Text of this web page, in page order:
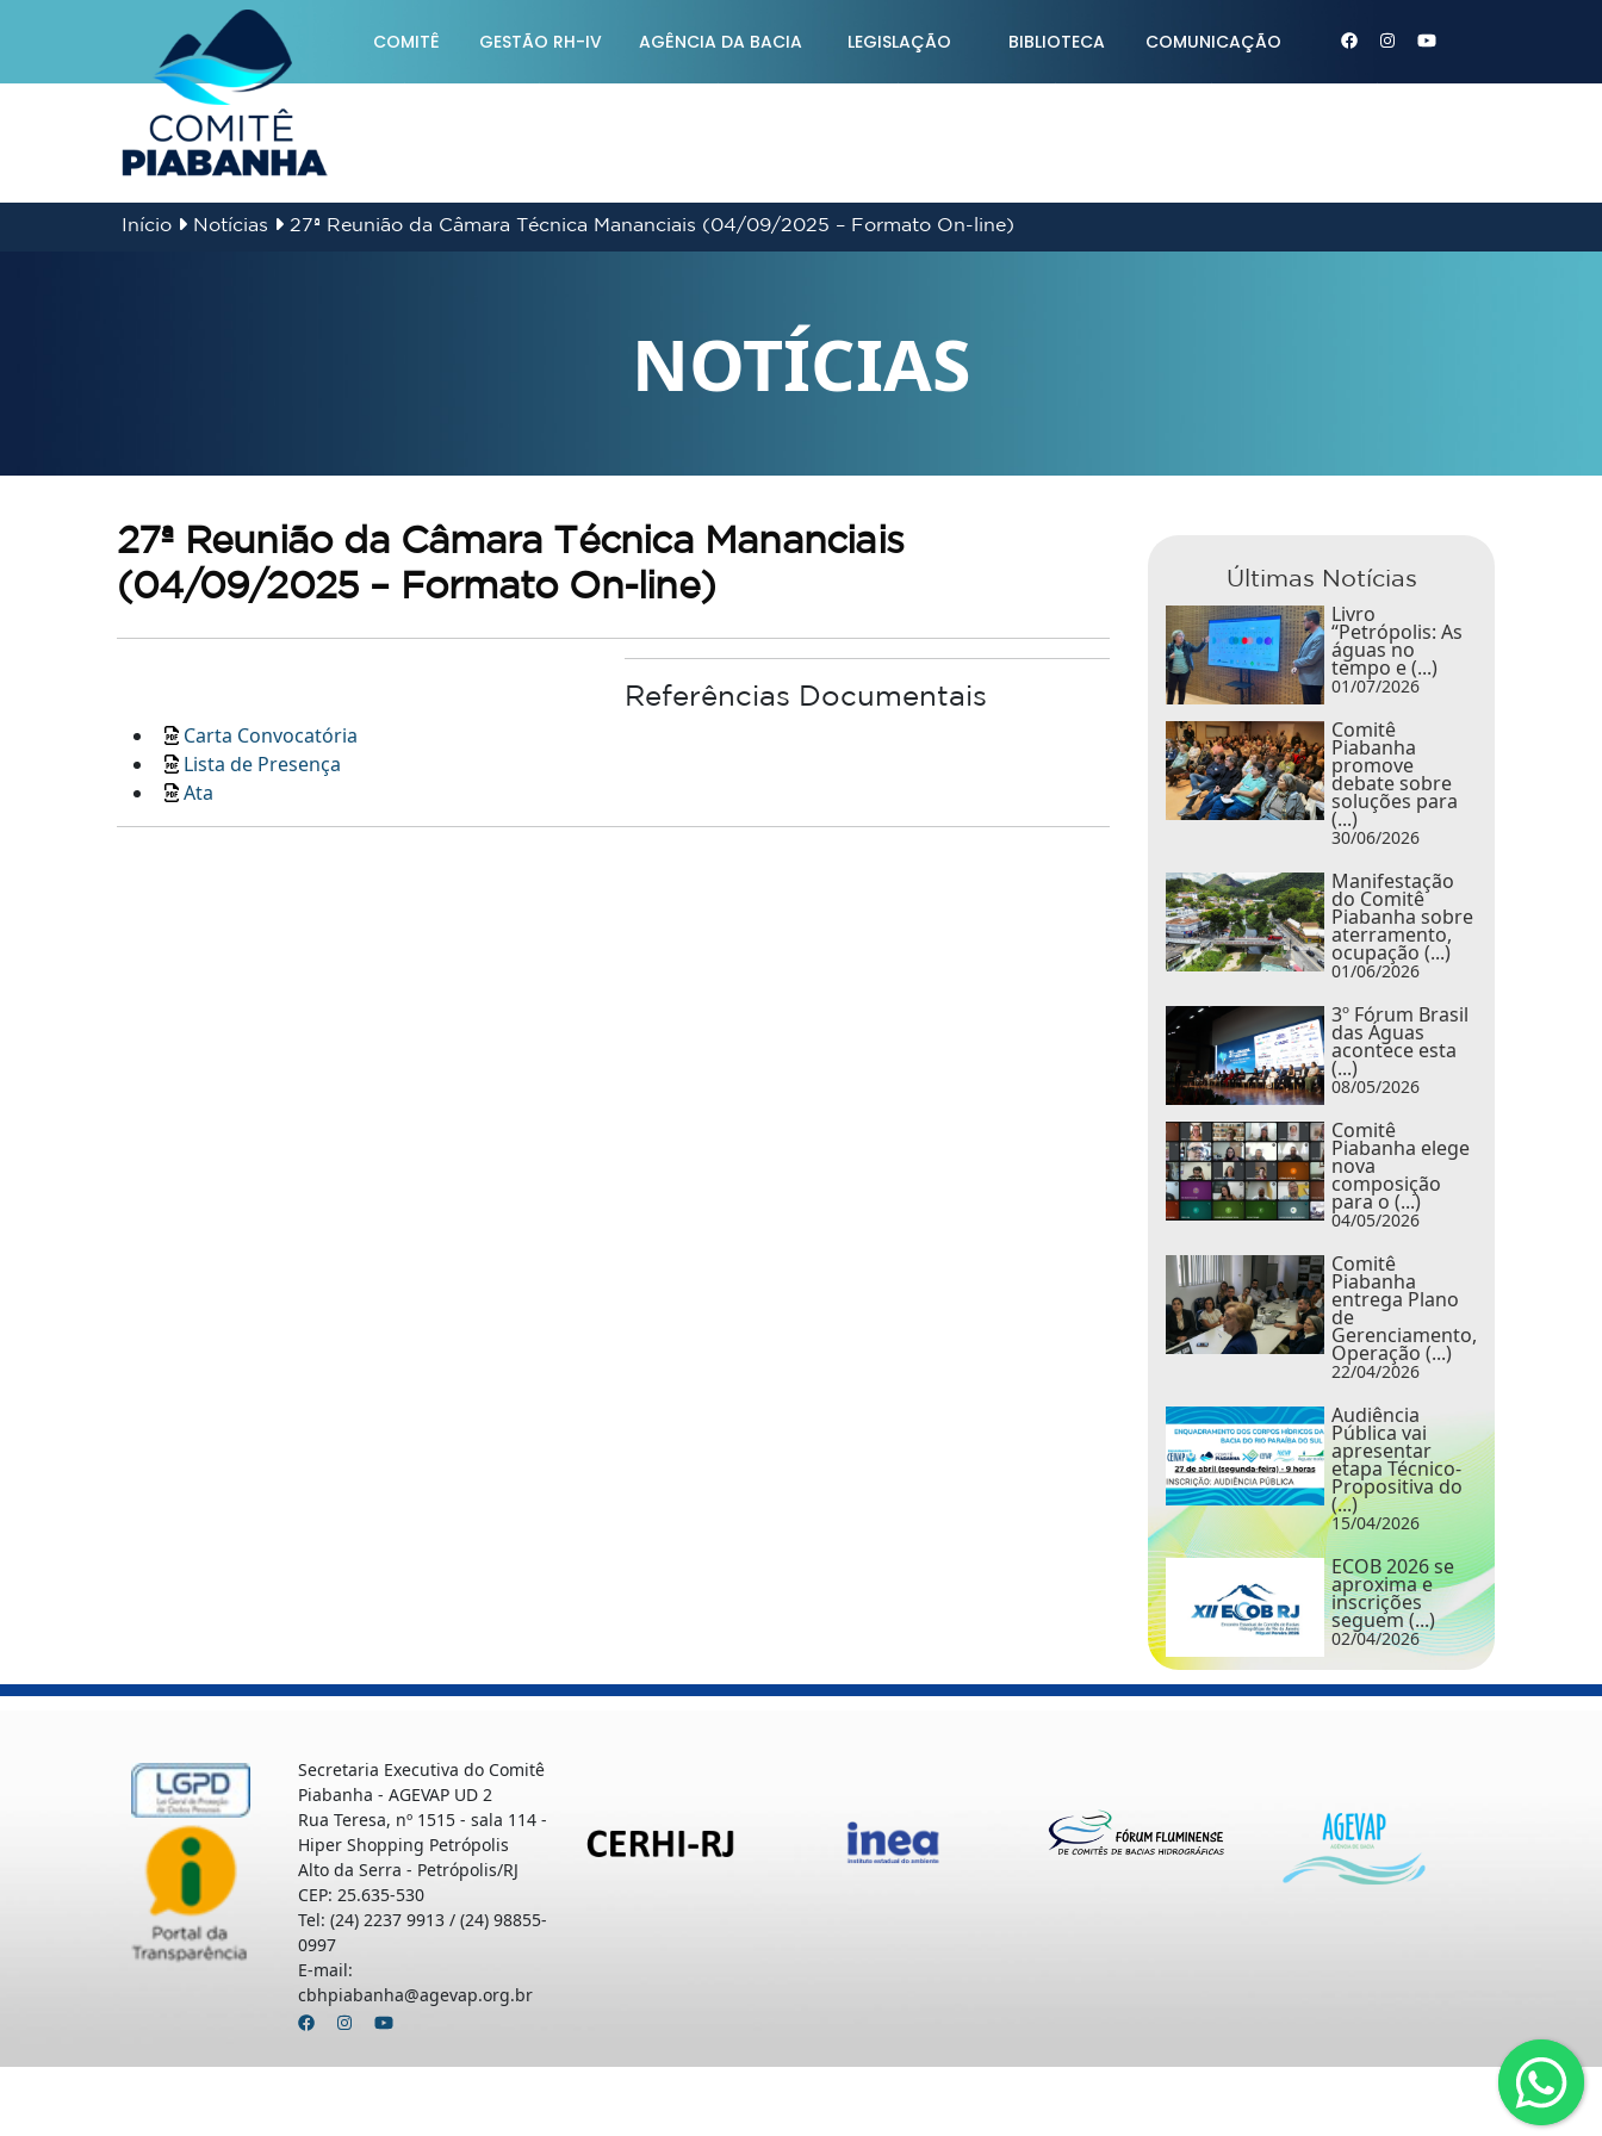
COMITÊ GESTÃO RH-IV AGÊNCIA DA BACIA LEGISLAÇÃO BIBLIOTECA COMUNICAÇÃO
Início Notícias 27ª Reunião da Câmara Técnica Mananciais (04/09/2025 – Formato On-line)
NOTÍCIAS
27ª Reunião da Câmara Técnica Mananciais
(04/09/2025 – Formato On-line)
Referências Documentais
Carta Convocatória
Lista de Presença
Ata
Últimas Notícias
Livro
“Petrópolis: As
águas no
tempo e (...)
01/07/2026
Comitê
Piabanha
promove
debate sobre
soluções para
(...)
30/06/2026
Manifestação
do Comitê
Piabanha sobre
aterramento,
ocupação (...)
01/06/2026
3º Fórum Brasil
das Águas
acontece esta
(...)
08/05/2026
Comitê
Piabanha elege
nova
composição
para o (...)
04/05/2026
Comitê
Piabanha
entrega Plano
de
Gerenciamento,
Operação (...)
22/04/2026
Audiência
Pública vai
apresentar
etapa Técnico-
Propositiva do
(...)
15/04/2026
ECOB 2026 se
aproxima e
inscrições
seguem (...)
02/04/2026
Secretaria Executiva do Comitê
Piabanha - AGEVAP UD 2
Rua Teresa, nº 1515 - sala 114 -
Hiper Shopping Petrópolis
Alto da Serra - Petrópolis/RJ
CEP: 25.635-530
Tel: (24) 2237 9913 / (24) 98855-
0997
E-mail:
cbhpiabanha@agevap.org.br